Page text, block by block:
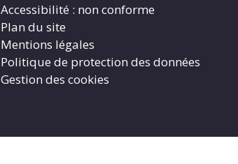
Accessibilité : non conforme
Plan du site
Mentions légales
Politique de protection des données
Gestion des cookies